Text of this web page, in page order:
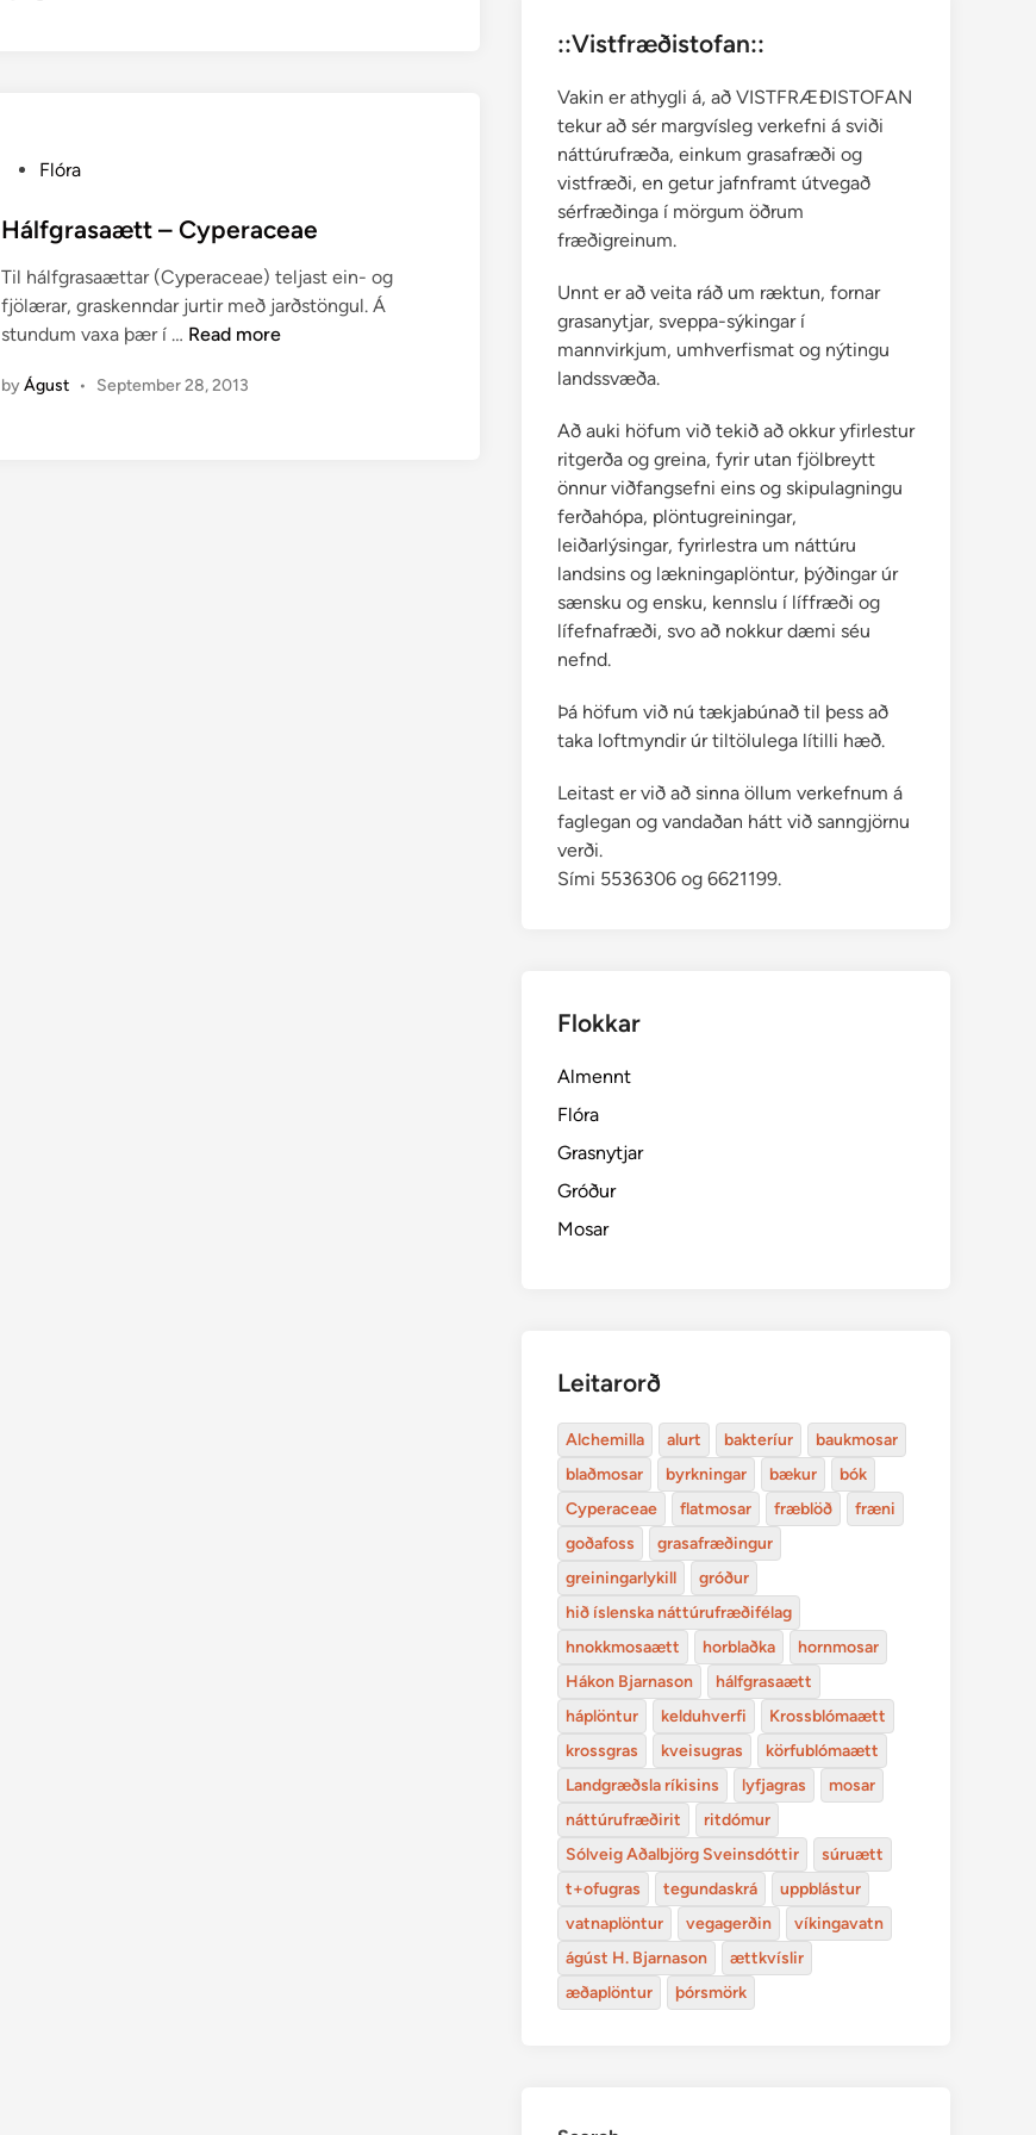
s
e
d
i
Flóra
Hálfgrasaætt – Cyperaceae
Til hálfgrasaættar (Cyperaceae) teljast ein- og
fjölærar, graskenndar jurtir með jarðstöngul. Á
stundum vaxa þær í … H
l
Read more
byÁgust • September 28, 2013
::Vistfræðistofan::
Vakin er athygli á, að VISTFRÆÐISTOFAN
tekur að sér margvísleg verkefni á sviði
náttúrufræða, einkum grasafræði og
vistfræði, en getur jafnframt útvegað
sérfræðinga í mörgum öðrum
fræðigreinum.
Unnt er að veita ráð um ræktun, fornar
grasanytjar, sveppa-sýkingar í
mannvirkjum, umhverfismat og nýtingu
landssvæða.
Að auki höfum við tekið að okkur yfirlestur
ritgerða og greina, fyrir utan fjölbreytt
önnur viðfangsefni eins og skipulagningu
ferðahópa, plöntugreiningar,
leiðarlýsingar, fyrirlestra um náttúru
landsins og lækningaplöntur, þýðingar úr
sænsku og ensku, kennslu í líffræði og
lífefnafræði, svo að nokkur dæmi séu
nefnd.
Þá höfum við nú tækjabúnað til þess að
taka loftmyndir úr tiltölulega lítilli hæð.
Leitast er við að sinna öllum verkefnum á
faglegan og vandaðan hátt við sanngjörnu
verði.
Sími 5536306 og 6621199.
Flokkar
Almennt
Flóra
Grasnytjar
Gróður
Mosar
Leitarorð
Alchemilla alurt bakteríur
baukmosar
blaðmosar
byrkningar bækur
bók
Cyperaceae
flatmosar fræblöð
fræni
goðafoss
grasafræðingur
greiningarlykill
gróður
hið íslenska náttúrufræðifélag
hnokkmosaætt
horblaðka
hornmosar
Hákon Bjarnason
hálfgrasaætt
háplöntur
kelduhverfi
Krossblómaætt
krossgras
kveisugras
körfublómaætt
Landgræðsla ríkisins
lyfjagras
mosar
náttúrufræðirit
ritdómur
Sólveig Aðalbjörg Sveinsdóttir
súruætt
t+ofugras
tegundaskrá
uppblástur
vatnaplöntur
vegagerðin
víkingavatn
ágúst H. Bjarnason
ættkvíslir
æðaplöntur
þórsmörk